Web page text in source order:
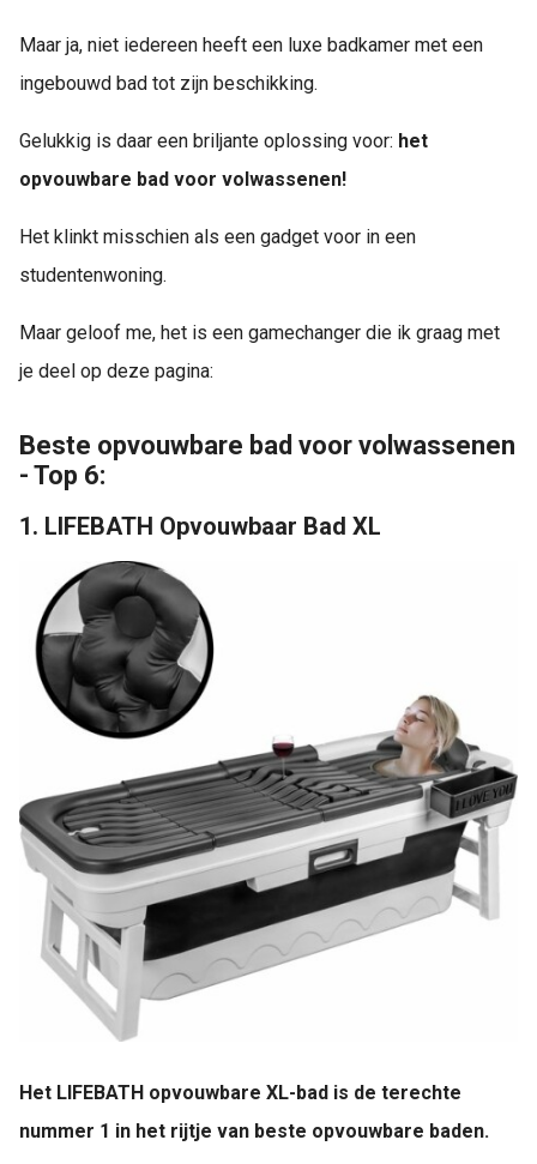
Maar ja, niet iedereen heeft een luxe badkamer met een
ingebouwd bad tot zijn beschikking.
Gelukkig is daar een briljante oplossing voor: het
opvouwbare bad voor volwassenen!
Het klinkt misschien als een gadget voor in een
studentenwoning.
Maar geloof me, het is een gamechanger die ik graag met
je deel op deze pagina:
Beste opvouwbare bad voor volwassenen
- Top 6:
1. LIFEBATH Opvouwbaar Bad XL
Het LIFEBATH opvouwbare XL-bad is de terechte
nummer 1 in het rijtje van beste opvouwbare baden.